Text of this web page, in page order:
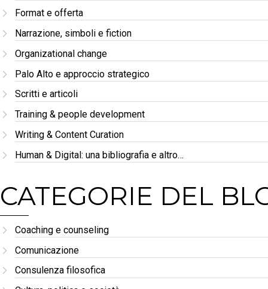
Format e offerta
Narrazione, simboli e fiction
Organizational change
Palo Alto e approccio strategico
Scritti e articoli
Training & people development
Writing & Content Curation
Human & Digital: una bibliografia e altro…
CATEGORIE DEL
Coaching e counseling
Comunicazione
Consulenza filosofica